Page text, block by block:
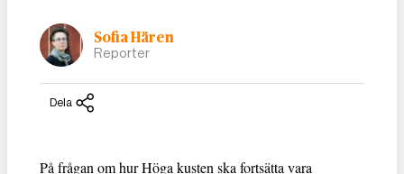
Sofia Hären
Reporter
Dela
På frågan om hur Höga kusten ska fortsätta vara